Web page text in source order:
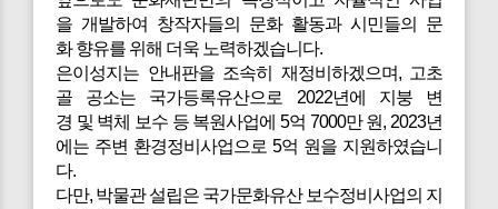
을 개발하여 창작자들의 문화 활동과 시민들의 문
화 향유를 위해 더욱 노력하겠습니다.
은이성지는 안내판을 조속히 재정비하겠으며, 고초
골 공소는 국가등록유산으로 2022년에 지붕 변
경 및 벽체 보수 등 복원사업에 5억 7000만 원, 2023년
에는 주변 환경정비사업으로 5억 원을 지원하였습니
다.
다만, 박물관 설립은 국가문화유산 보수정비사업의 지